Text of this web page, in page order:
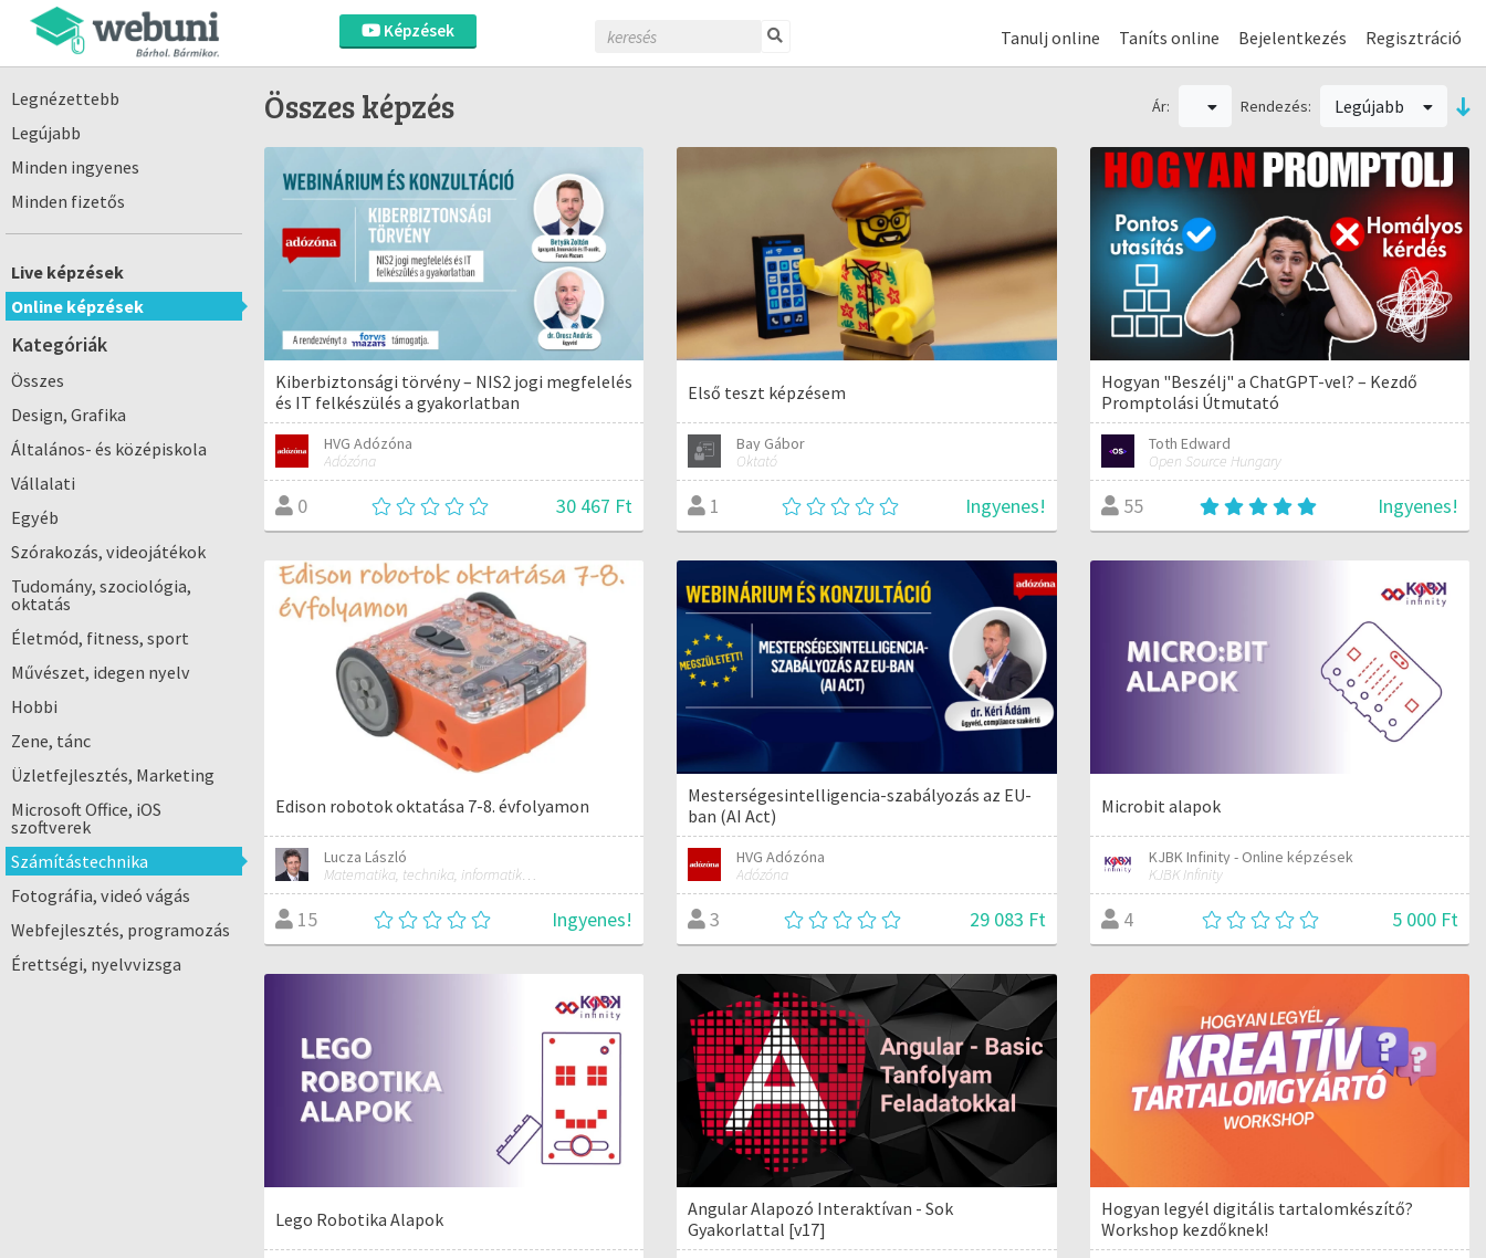
Képzések Tanulj online Taníts online Bejelentkezés Regisztráció
Legnézettebb
Legújabb
Minden ingyenes
Minden fizetős
Live képzések
Online képzések
Kategóriák
Összes
Design, Grafika
Általános- és középiskola
Vállalati
Egyéb
Szórakozás, videojátékok
Tudomány, szociológia,
oktatás
Életmód, fitness, sport
Művészet, idegen nyelv
Hobbi
Zene, tánc
Üzletfejlesztés, Marketing
Microsoft Office, iOS
szoftverek
Számítástechnika
Fotográfia, videó vágás
Webfejlesztés, programozás
Érettségi, nyelvvizsga
Összes képzés Ár: Rendezés: Legújabb
Kiberbiztonsági törvény – NIS2 jogi megfelelés
és IT felkészülés a gyakorlatban
HVG Adózóna
Adózóna
0 30 467 Ft
Első teszt képzésem
Bay Gábor
Oktató
1 Ingyenes!
Hogyan "Beszélj" a ChatGPT-vel? – Kezdő
Promptolási Útmutató
Toth Edward
Open Source Hungary
55 Ingyenes!
Edison robotok oktatása 7-8. évfolyamon
Lucza László
Matematika, technika, informatika szakos általános iskolai tanár; mentorpedagógus, mestertanár
15 Ingyenes!
Mesterségesintelligencia-szabályozás az EU-
ban (AI Act)
HVG Adózóna
Adózóna
3 29 083 Ft
Microbit alapok
KJBK Infinity - Online képzések
KJBK Infinity
4 5 000 Ft
Lego Robotika Alapok
Angular Alapozó Interaktívan - Sok
Gyakorlattal [v17]
Hogyan legyél digitális tartalomkészítő?
Workshop kezdőknek!